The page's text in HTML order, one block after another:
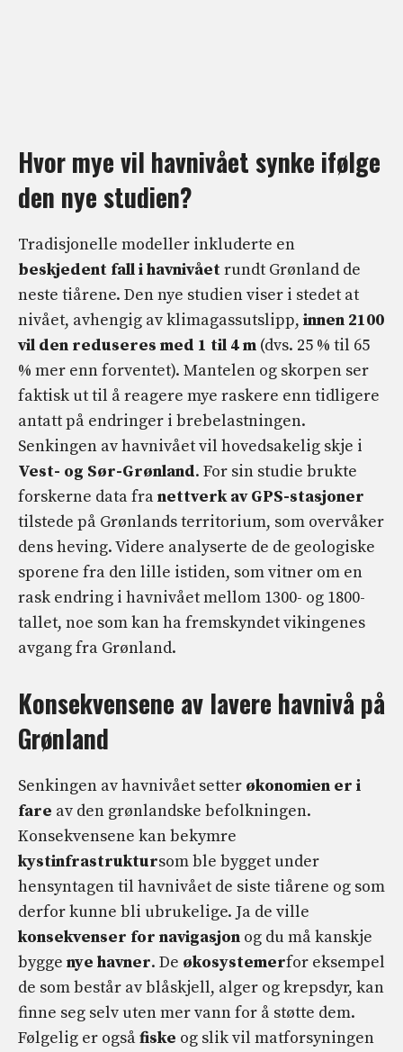
Hvor mye vil havnivået synke ifølge
den nye studien?
Tradisjonelle modeller inkluderte en
beskjedent fall i havnivåetrundt Grønland de
neste tiårene. Den nye studien viser i stedet at
nivået, avhengig av klimagassutslipp, innen 2100
vil den reduseres med 1 til 4 m (dvs. 25 % til 65
% mer enn forventet). Mantelen og skorpen ser
faktisk ut til å reagere mye raskere enn tidligere
antatt på endringer i brebelastningen.
Senkingen av havnivået vil hovedsakelig skje i
Vest- og Sør-Grønland. For sin studie brukte
forskerne data franettverk av GPS-stasjoner
tilstede på Grønlands territorium, som overvåker
dens heving. Videre analyserte de de geologiske
sporene fra den lille istiden, som vitner om en
rask endring i havnivået mellom 1300- og 1800-
tallet, noe som kan ha fremskyndet vikingenes
avgang fra Grønland.
Konsekvensene av lavere havnivå på
Grønland
Senkingen av havnivået setter økonomien er i
fare av den grønlandske befolkningen.
Konsekvensene kan bekymre
kystinfrastruktursom ble bygget under
hensyntagen til havnivået de siste tiårene og som
derfor kunne bli ubrukelige. Ja de ville
konsekvenser for navigasjon og du må kanskje
bygge nye havner. De økosystemerfor eksempel
de som består av blåskjell, alger og krepsdyr, kan
finne seg selv uten mer vann for å støtte dem.
Følgelig er ogsåfiske og slik vil matforsyningen